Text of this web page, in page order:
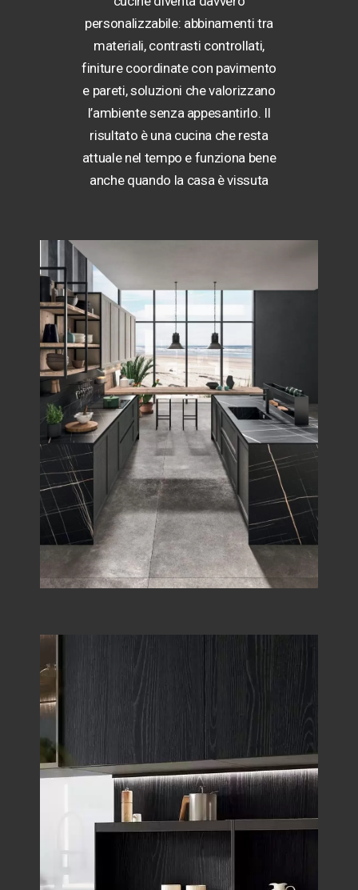
personalizzabile: abbinamenti tra
materiali, contrasti controllati,
finiture coordinate con pavimento
e pareti, soluzioni che valorizzano
l’ambiente senza appesantirlo. Il
risultato è una cucina che resta
attuale nel tempo e funziona bene
anche quando la casa è vissuta